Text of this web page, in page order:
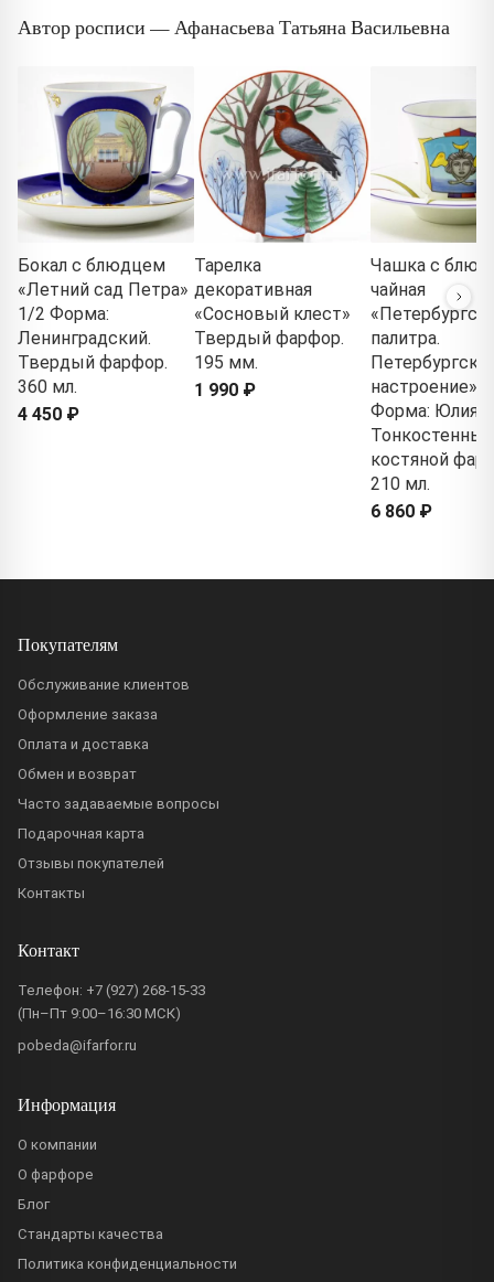
Автор росписи — Афанасьева Татьяна Васильевна
Бокал с блюдцем
«Летний сад Петра»
1/2 Форма:
Ленинградский.
Твердый фарфор.
360 мл.
4 450 ₽
Тарелка
декоративная
«Сосновый клест»
Твердый фарфор.
195 мм.
1 990 ₽
Чашка с
чайная
палитра.
настроение»
Форма: Юлия.
Тонкостенный
костяной
210 мл.
6 860 ₽
Покупателям
Обслуживание клиентов
Оформление заказа
Оплата и доставка
Обмен и возврат
Часто задаваемые вопросы
Подарочная карта
Отзывы покупателей
Контакты
Контакт
Телефон: +7 (927) 268-15-33
(Пн–Пт 9:00–16:30 МСК)
pobeda@ifarfor.ru
Информация
О компании
О фарфоре
Блог
Стандарты качества
Политика конфиденциальности